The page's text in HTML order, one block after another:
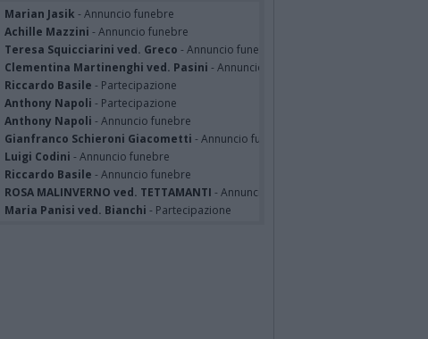
Marian Jasik - Annuncio funebre
Achille Mazzini - Annuncio funebre
Teresa Squicciarini ved. Greco - Annuncio funebre
Clementina Martinenghi ved. Pasini - Annuncio funebre
Riccardo Basile - Partecipazione
Anthony Napoli - Partecipazione
Anthony Napoli - Annuncio funebre
Gianfranco Schieroni Giacometti - Annuncio funebre
Luigi Codini - Annuncio funebre
Riccardo Basile - Annuncio funebre
ROSA MALINVERNO ved. TETTAMANTI - Annuncio funebre
Maria Panisi ved. Bianchi - Partecipazione